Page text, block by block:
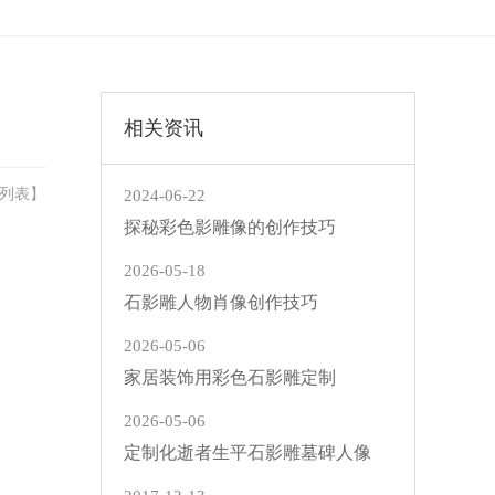
表 】
相关资讯
2024-06-22
探秘彩色影雕像的创作技巧
2026-05-18
石影雕人物肖像创作技巧
2026-05-06
家居装饰用彩色石影雕定制
2026-05-06
定制化逝者生平石影雕墓碑人像